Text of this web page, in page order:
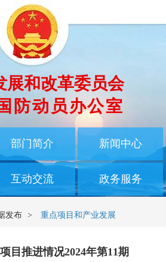
展和改革委员会
防动员办公室
部门简介 新闻中心
互动交流 政务服务
发布 > 重点项目和产业发展
目推进情况2024年第11期